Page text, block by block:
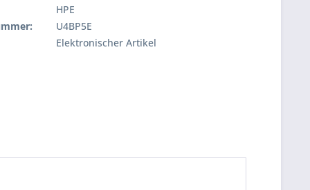
HPE
U4BP5E
Elektronischer Artikel